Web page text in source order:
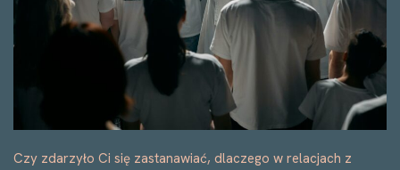
Czy zdarzyło Ci się zastanawiać, dlaczego w relacjach z